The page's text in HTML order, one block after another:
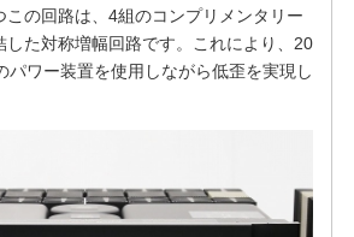
この回路は、4組のコンプリメンタリー
した対称増幅回路です。これにより、20
パワー装置を使用しながら低歪を実現し